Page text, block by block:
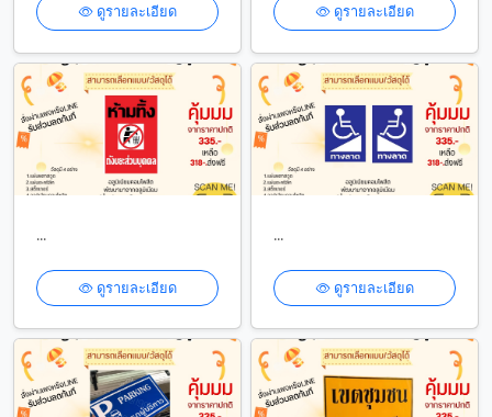
ดูรายละเอียด ดูรายละเอียด
...
ดูรายละเอียด
...
ดูรายละเอียด